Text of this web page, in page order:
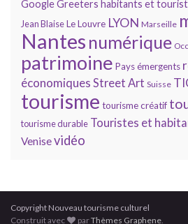
GoogleGreeters habitants et
Jean BlaiseLe Louvre LYON Marseille
Nantes numérique
patrimoine Pays émergents
économiques Street Art Suisse
tourisme tourisme créatif
tourisme durable Touristes et
Venisevidéo
Copyright Nouveau tourisme culturel
Construit avec
parThèmes Graphene.